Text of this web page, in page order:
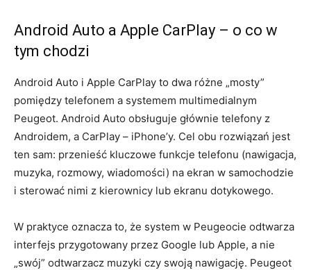
Android Auto a Apple CarPlay – o co w
tym chodzi
Android Auto i Apple CarPlay to dwa różne „mosty”
pomiędzy telefonem a systemem multimedialnym
Peugeot. Android Auto obsługuje głównie telefony z
Androidem, a CarPlay – iPhone’y. Cel obu rozwiązań jest
ten sam: przenieść kluczowe funkcje telefonu (nawigacja,
muzyka, rozmowy, wiadomości) na ekran w samochodzie
i sterować nimi z kierownicy lub ekranu dotykowego.
W praktyce oznacza to, że system w Peugeocie odtwarza
interfejs przygotowany przez Google lub Apple, a nie
„swój” odtwarzacz muzyki czy swoją nawigację. Peugeot